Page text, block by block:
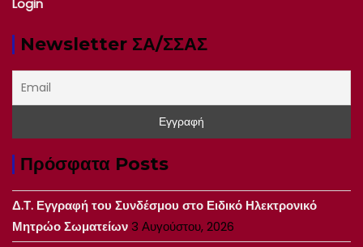
Login
Newsletter ΣΑ/ΣΣΑΣ
Πρόσφατα Posts
Δ.Τ. Εγγραφή του Συνδέσμου στο Ειδικό Ηλεκτρονικό
Μητρώο Σωματείων3 Αυγούστου, 2026